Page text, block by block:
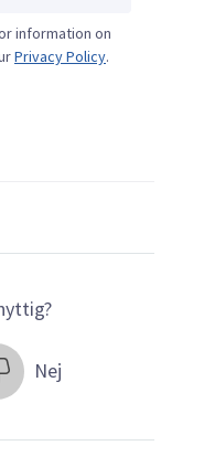
information on
Privacy Policy.
Nej